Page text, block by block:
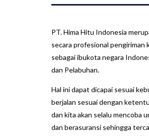
PT. Hima Hitu Indonesia
secara profesional pengiriman
sebagai ibukota negara
dan Pelabuhan.
Hal ini dapat dicapai sesuai
berjalan sesuai dengan
dan kita akan selalu mencoba
dan berasuransi sehingga